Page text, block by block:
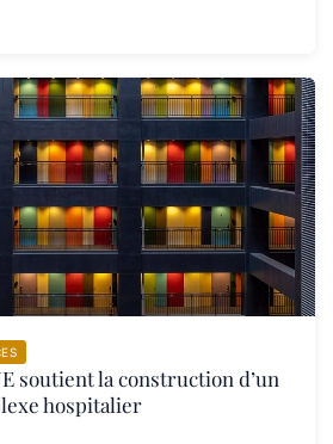
soutient la construction d’un
hospitalier